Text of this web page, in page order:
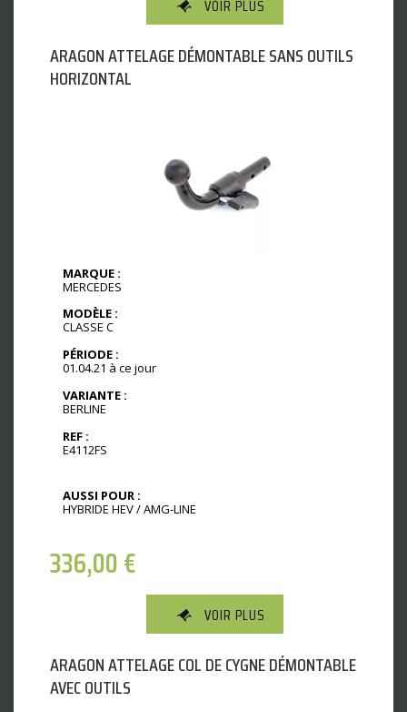
VOIR PLUS
ARAGON ATTELAGE DÉMONTABLE SANS OUTILS
HORIZONTAL
MARQUE :
MERCEDES
MODÈLE :
CLASSE C
PÉRIODE :
01.04.21 à ce jour
VARIANTE :
BERLINE
REF :
E4112FS
AUSSI POUR :
HYBRIDE HEV / AMG-LINE
336,00€
VOIR PLUS
ARAGON ATTELAGE COL DE CYGNE DÉMONTABLE
AVEC OUTILS